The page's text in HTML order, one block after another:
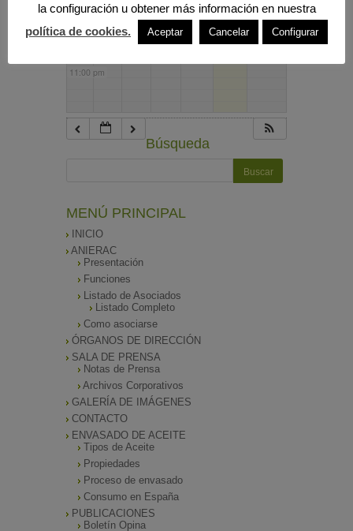
10:00 pm
11:00 pm
Búsqueda
MENÚ PRINCIPAL
INICIO
ANIERAC
Presentación
Funciones
Listado de Asociados
Listado Completo
Como asociarse
ÓRGANOS DE DIRECCIÓN
SALA DE PRENSA
Notas de Prensa
Archivos Corporativos
GALERÍA DE IMÁGENES
CONTACTO
ENVASADO DE ACEITE
Tipos de Aceite
Propiedades
Proceso de envasado
Consumo en España
PUBLICACIONES
Boletín Opina
la configuración u obtener más información en nuestra
política de cookies.
Aceptar Cancelar Configurar